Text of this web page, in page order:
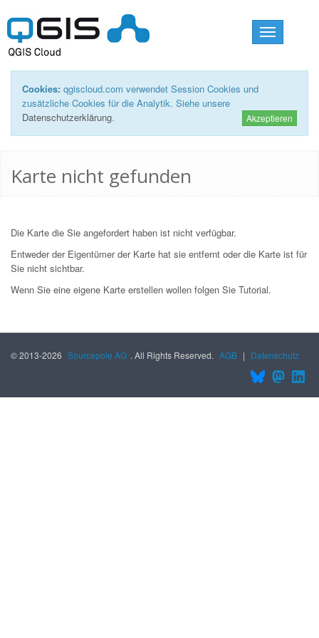
Toggle
navigation
Cookies: qgiscloud.com verwendet Session Cookies und
zusätzliche Cookies für die Analytik. Siehe unsere
Datenschutzerklärung. Akzeptieren
Karte nicht gefunden
Die Karte die Sie angefordert haben ist nicht verfügbar.
Entweder der Eigentümer der Karte hat sie entfernt oder die Karte ist für
Sie nicht sichtbar.
Wenn Sie eine eigene Karte erstellen wollen folgen Sie Tutorial.
© 2013-2026 Sourcepole AG . All Rights Reserved. AGB | Datenschutz